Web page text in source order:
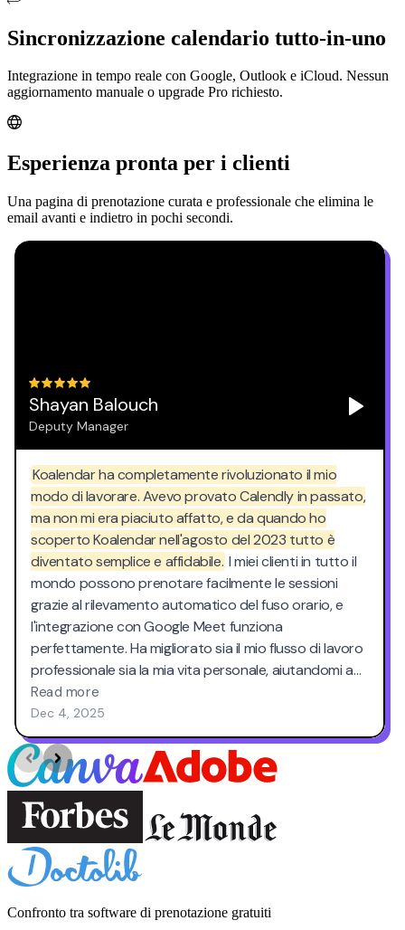
Sincronizzazione calendario tutto-in-uno
Integrazione in tempo reale con Google, Outlook e iCloud. Nessun
aggiornamento manuale o upgrade Pro richiesto.
Esperienza pronta per i clienti
Una pagina di prenotazione curata e professionale che elimina le
email avanti e indietro in pochi secondi.
Confronto tra software di prenotazione gratuiti